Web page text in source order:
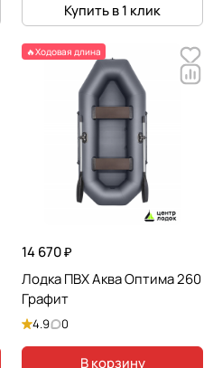
Купить в 1 клик
🔥Ходовая длина
14 670 ₽
Лодка ПВХ Аква Оптима 260
Графит
4.9 0
В корзину